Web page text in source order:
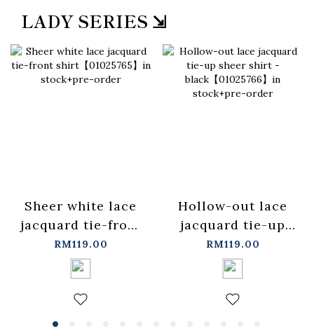
LADY SERIES ⇲
Sheer white lace
jacquard tie-front
shirt【01025765】
in stock+pre-order
RM119.00
Hollow-out lace
jacquard tie-up
sheer shirt -
black【01025766】
in stock+pre-order
RM119.00